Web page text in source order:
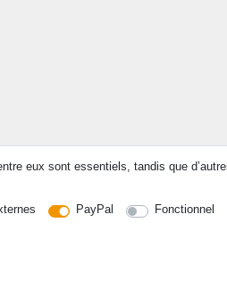
eux sont essentiels, tandis que
PayPal Fonctionnel